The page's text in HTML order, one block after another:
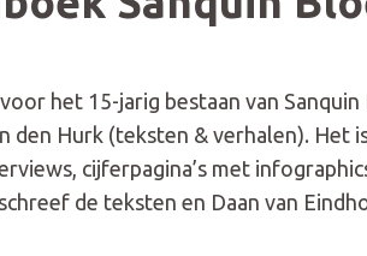
het 15-jarig bestaan van
den Hurk (teksten & verhalen). Het
cijferpagina’s met
de teksten en Daan van